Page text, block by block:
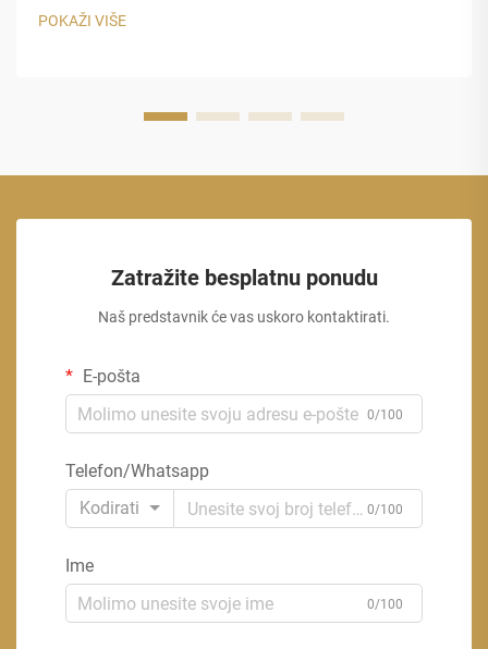
prihvatljivi brend čine ih popularnim izborom...
POKAŽI VIŠE
Zatražite besplatnu ponudu
Naš predstavnik će vas uskoro kontaktirati.
E-pošta
0/100
Telefon/Whatsapp
Kodirati
0/100
Ime
0/100